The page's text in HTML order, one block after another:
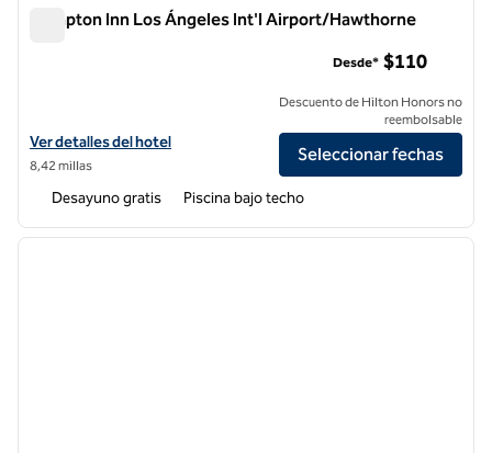
Hampton Inn Los Ángeles Int'l Airport/Hawthorne
Ver detalles del hotel Hampton Inn Los Angeles Int'l Airport/
Ver detalles del hotel
8,42 millas
Desde* $110
Descuento de Hilton Honors no
reembolsable
Seleccionar fechas
Desayuno gratis Piscina bajo techo
1 de 12